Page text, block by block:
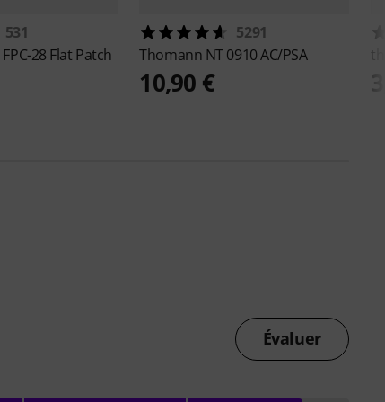
531
FPC-28 Flat Patch
5291
Thomann NT 0910 AC/PSA
10,90 €
Évaluer